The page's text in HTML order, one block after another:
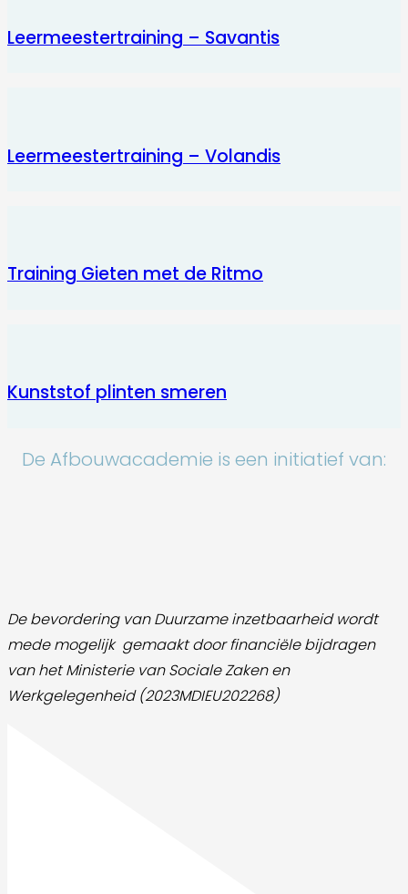
Leermeestertraining – Savantis
Leermeestertraining – Volandis
Training Gieten met de Ritmo
Kunststof plinten smeren
De Afbouwacademie is een initiatief van:
De bevordering van Duurzame inzetbaarheid wordt
mede mogelijk gemaakt doorfinanciële bijdragen
van het Ministerie van Sociale Zaken en
Werkgelegenheid (2023MDIEU202268)